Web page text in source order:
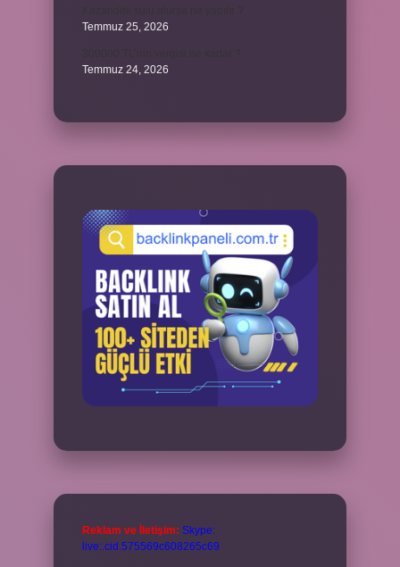
Temmuz 25, 2026
Temmuz 24, 2026
Reklam ve İletişim: Skype:
live:.cid.575569c608265c69